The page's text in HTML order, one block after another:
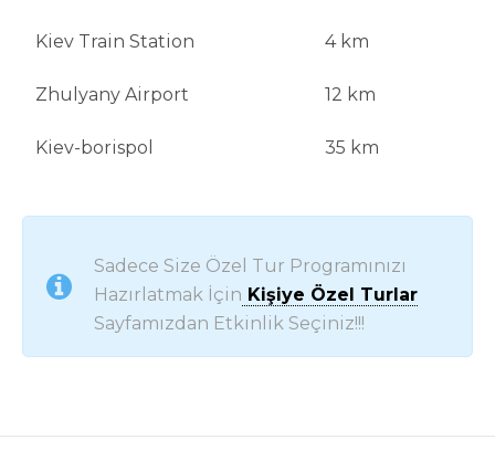
Kiev Train Station 4 km
Zhulyany Airport 12 km
Kiev-borispol 35 km
Sadece Size Özel Tur Programınızı
Hazırlatmak İçin Kişiye Özel Turlar
Sayfamızdan Etkinlik Seçiniz!!!